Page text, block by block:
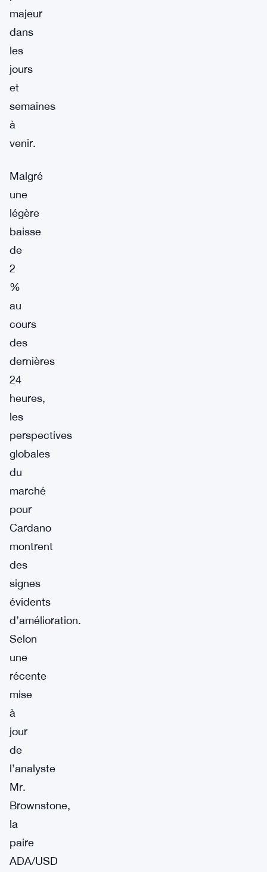
majeur
dans
les
jours
et
semaines
à
venir.
Malgré
une
légère
baisse
de
2
%
au
cours
des
dernières
24
heures,
les
perspectives
globales
du
marché
pour
Cardano
montrent
des
signes
évidents
d’amélioration.
Selon
une
récente
mise
à
jour
de
l’analyste
Mr.
Brownstone,
la
paire
ADA/USD